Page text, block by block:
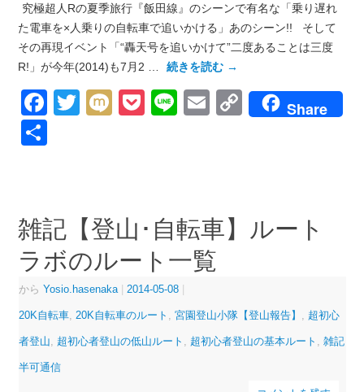
究極超人Rの夏季旅行『飯田線』のシーンで有名な「乗り遅れ
た電車を×人乗りの自転車で追いかける」あのシーン!! そして
その再現イベント「“轟天号を追いかけて”二度あることは三度
R!」が今年(2014)も7月2 …
続きを読む →
Facebook
Twitter
MixiPocket
LineEmailCopyShare
雑記【登山･自転車】ルート
ラボのルート一覧
から Yosio.hasenaka 2014-05-08
20K自転車, 20K自転車のルート , 宮園登山小隊【登山報告】 , 超初心
者登山, 超初心者登山の低山ルート , 超初心者登山の基本ルート , 雑記
半可通信